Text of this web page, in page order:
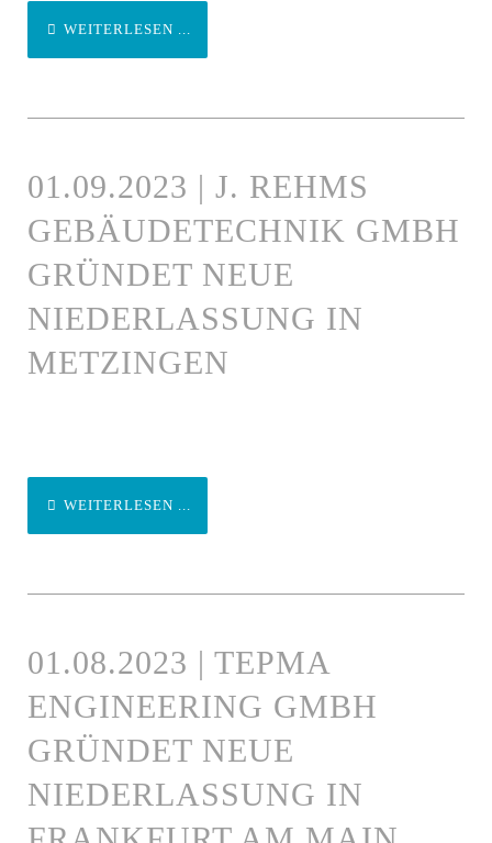
WEITERLESEN ...
01.09.2023 | J. REHMS
GEBÄUDETECHNIK GMBH
GRÜNDET NEUE
NIEDERLASSUNG IN
METZINGEN
WEITERLESEN ...
01.08.2023 | TEPMA
ENGINEERING GMBH
GRÜNDET NEUE
NIEDERLASSUNG IN